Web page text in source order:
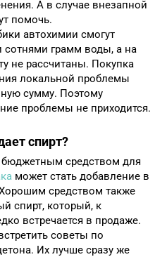
А в случае внезапной
помочь.
автохимии смогут
сотнями грамм воды, а на
не рассчитаны. Покупка
локальной проблемы
сумму. Поэтому
проблемы не приходится.
спирт?
средством для
может стать добавление в
средством также
спирт, который, к
встречается в продаже.
советы по
Их лучше сразу же